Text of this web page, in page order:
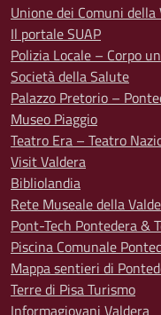
Unione dei Comuni della
Il portale SUAP
Polizia Locale – Corpo
Società della Salute
Palazzo Pretorio –
Museo Piaggio
Teatro Era – Teatro
Visit Valdera
Bibliolandia
Rete Museale della
Pont-Tech Pontedera &
Piscina Comunale
Mappa sentieri di
Terre di Pisa Turismo
Informagiovani Valdera